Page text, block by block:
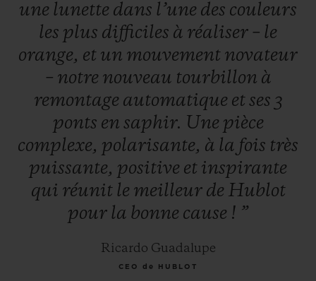
une lunette dans l’une des couleurs
les plus difficiles à réaliser – le
orange, et un mouvement novateur
– notre nouveau tourbillon à
remontage automatique etses 3
ponts en saphir. Une pièce
complexe, polarisante, à la fois très
puissante, positive et inspirante
qui réunit le meilleur de Hublot
pour la bonne cause ! ”
Ricardo Guadalupe
CEO de HUBLOT